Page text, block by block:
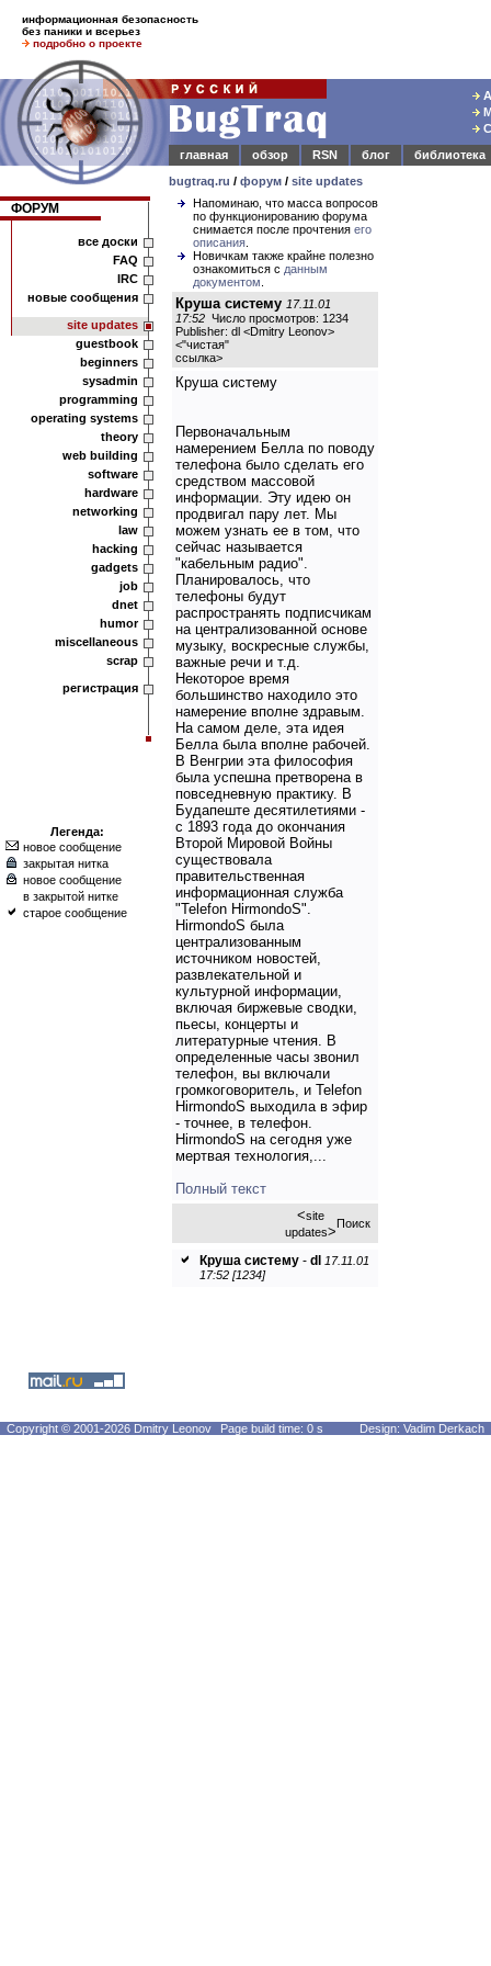
информационная безопасность
без паники и всерьез
подробно о проекте
главная
обзор RSN блог
библиотека
bugtraq.ru / форум / site updates
ФОРУМ
все доски
FAQ
IRC
новые сообщения
site updates
guestbook
beginners
sysadmin
programming
operating systems
theory
web building
software
hardware
networking
law
hacking
gadgets
job
dnet
humor
miscellaneous
scrap
регистрация
Легенда:
новое сообщение
закрытая нитка
новое сообщение
в закрытой нитке
старое сообщение
Напоминаю, что масса вопросов
по функционированию форума
снимается после прочтения его
описания
Новичкам также крайне полезно
ознакомиться с данным
документом
Круша систему 17.11.01
17:52 Число просмотров: 1234
Publisher: dl <Dmitry Leonov>
<"чистая"
ссылка>
Круша систему
Первоначальным
намерением Белла по поводу
телефона было сделать его
средством массовой
информации. Эту идею он
продвигал пару лет. Мы
можем узнать ее в том, что
сейчас называется
"кабельным радио".
Планировалось, что
телефоны будут
распространять подписчикам
на централизованной основе
музыку, воскресные службы,
важные речи и т.д.
Некоторое время
большинство находило это
намерение вполне здравым.
На самом деле, эта идея
Белла была вполне рабочей.
В Венгрии эта философия
была успешна претворена в
повседневную практику. В
Будапеште десятилетиями -
с 1893 года до окончания
Второй Мировой Войны
существовала
правительственная
информационная служба
"Telefon HirmondoS".
HirmondoS была
централизованным
источником новостей,
развлекательной и
культурной информации,
включая биржевые сводки,
пьесы, концерты и
литературные чтения. В
определенные часы звонил
телефон, вы включали
громкоговоритель, и Telefon
HirmondoS выходила в эфир
- точнее, в телефон.
HirmondoS на сегодня уже
мертвая технология,...
Полный текст
<site
updates>Поиск
Круша систему - dl 17.11.01
17:52 [1234]
Copyright © 2001-2026 Dmitry Leonov Page build time: 0 s Design: Vadim Derkach